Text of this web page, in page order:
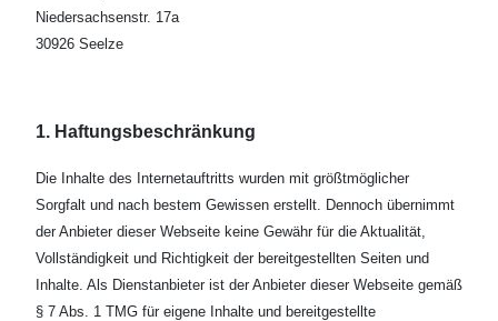
Niedersachsenstr. 17a
30926 Seelze
1. Haftungsbeschränkung
Die Inhalte des Internetauftritts wurden mit größtmöglicher
Sorgfalt und nach bestem Gewissen erstellt. Dennoch übernimmt
der Anbieter dieser Webseite keine Gewähr für die Aktualität,
Vollständigkeit und Richtigkeit der bereitgestellten Seiten und
Inhalte. Als Dienstanbieter ist der Anbieter dieser Webseite gemäß
§ 7 Abs. 1 TMG für eigene Inhalte und bereitgestellte